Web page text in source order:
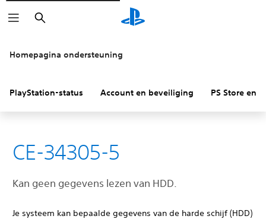
Zoeken
Homepagina ondersteuning
PlayStation-status Account en beveiliging PS Store en
CE-34305-5
Kan geen gegevens lezen van HDD.
Je systeem kan bepaalde gegevens van de harde schijf (HDD)